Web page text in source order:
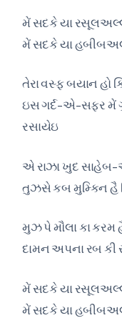
મેં સદકે યા
મેં સદકે યા
તેરા વસ્ફ બયાન હો
ઇસ ગર્દ-એ-સફર મેં
રસાયેઇ
એ રાઝા ખુદ
તુઝસે કબ મુમ્કિન હૈ
મુઝ પે મૌલા કા કરમ
દામન અપના રબ કી
મેં સદકે યા
મેં સદકે યા